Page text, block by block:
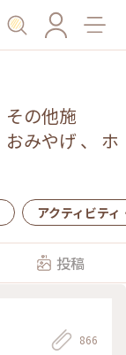
その他施
おみやげ 、 ホ
アクティビティ
投稿
866